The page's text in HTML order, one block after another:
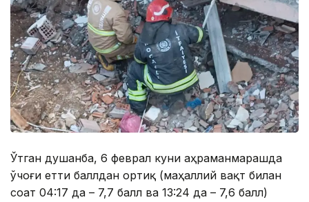
Ўтган душанба, 6 феврал куни Қаҳраманмарашда
ўчоғи етти баллдан ортиқ (маҳаллий вақт билан
соат 04:17 да – 7,7 балл ва 13:24 да – 7,6 балл)